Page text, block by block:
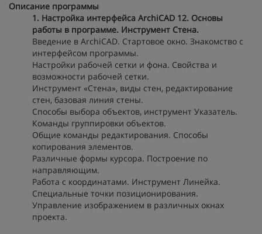
Описание программы
1. Настройка интерфейса ArchiCAD 12. Основы
работы в программе. Инструмент Стена.
Введение в ArchiCAD. Стартовое окно. Знакомство с
интерфейсом программы.
Настройки рабочей сетки и фона. Свойства и
возможности рабочей сетки.
Инструмент «Стена», виды стен, редактирование
стен, базовая линия стены.
Способы выбора объектов, инструмент Указатель.
Команды группировки объектов.
Общие команды редактирования. Способы
копирования элементов.
Различные формы курсора. Построение по
направляющим.
Работа с координатами. Инструмент Линейка.
Специальные точки позиционирования.
Управление изображением в различных окнах
проекта.